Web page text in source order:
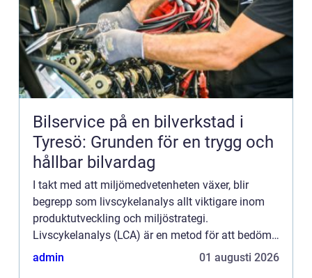
Bilservice på en bilverkstad i
Tyresö: Grunden för en trygg och
hållbar bilvardag
I takt med att miljömedvetenheten växer, blir
begrepp som livscykelanalys allt viktigare inom
produktutveckling och miljöstrategi.
Livscykelanalys (LCA) är en metod för att bedöma
de miljömässiga aspekterna och...
admin 01 augusti 2026